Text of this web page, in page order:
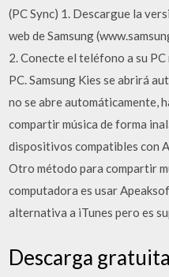
(PC Sync) 1. Descargue la
web de Samsung
2. Conecte el teléfono a su
PC. Samsung Kies se abrirá
no se abre automáticamente,
compartir música de forma
dispositivos compatibles con
Otro método para compartir
computadora es usar
alternativa a iTunes pero es
Descarga